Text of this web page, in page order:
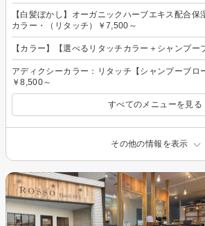
【白髪ぼかし】オーガニックハーブエキス配合保
カラー・（リタッチ）￥7,500～
【カラー】【選べるリタッチカラー＋シャンプー
アディクシーカラー：リタッチ【シャンプーブロ
￥8,500～
すべてのメニューを見る
その他の情報を表示